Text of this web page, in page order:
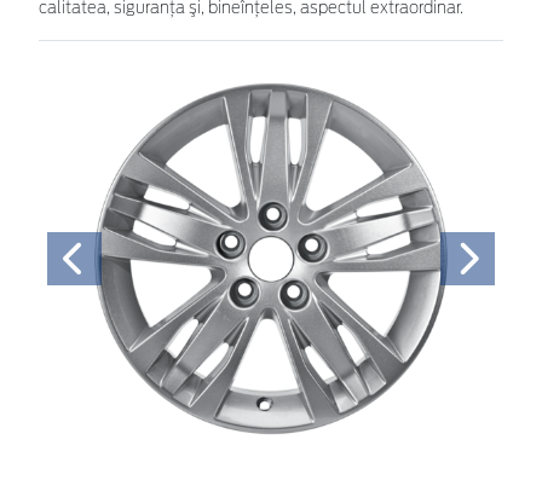
calitatea, siguranţa şi, bineînţeles, aspectul extraordinar.